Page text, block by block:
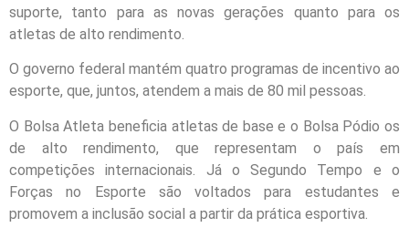
suporte, tanto para as novas gerações quanto para os
atletas de alto rendimento.
O governo federal mantém quatro programas de incentivo ao
esporte, que, juntos, atendem a mais de 80 mil pessoas.
O Bolsa Atleta beneficia atletas de base e o Bolsa Pódio os
de alto rendimento, que representam o país em
competições internacionais. Já o Segundo Tempo e o
Forças no Esporte são voltados para estudantes e
promovem a inclusão social a partir da prática esportiva.